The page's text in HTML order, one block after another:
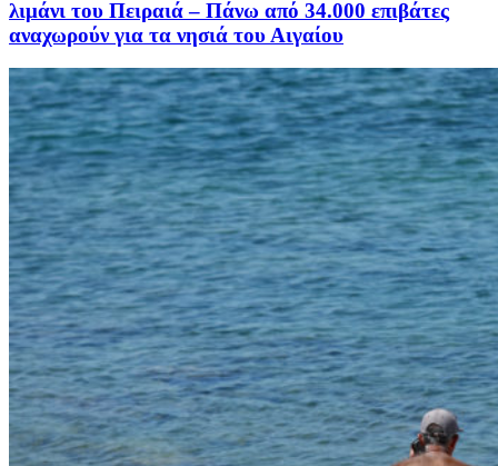
λιμάνι του Πειραιά – Πάνω από 34.000 επιβάτες
αναχωρούν για τα νησιά του Αιγαίου